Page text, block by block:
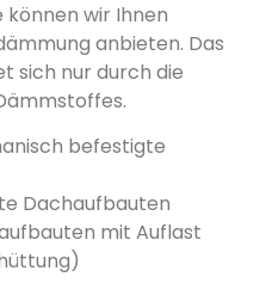
können wir Ihnen
anbieten. Das
sich nur durch die
befestigte
Dachaufbauten
mit Auflast